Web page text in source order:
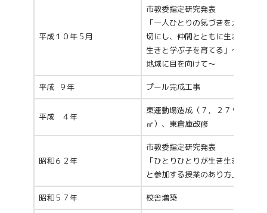
平成１０年５月
市教委指定研究発表
「一人ひとりの気づきを大
切にし、仲間とともに生き
生きと学ぶ子を育てる」～
地域に目を向けて～
平成 ９年 プール完成工事
平成 ４年
東運動場造成（７，２７９
㎡）、東倉庫改修
昭和６２年
市教委指定研究発表
「ひとりひとりが生き生き
と参加する授業のあり方」
昭和５７年 校舎増築